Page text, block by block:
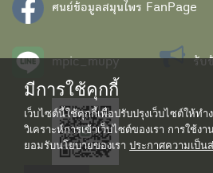
ศนย์ข้อมูลสมุนไพร FanPage
mpic_mupy รับ
มีการใช้คุกกี้
เว็บไซต์นี้ใช้คุกกี้เพื่อปรับปรุงเว็บไซต์ให้ทำ
วิเคราะห์การเข้าเว็บไซต์ของเรา การใช้ง
ยอมรับนโยบายของเรา ประกาศความเป็น